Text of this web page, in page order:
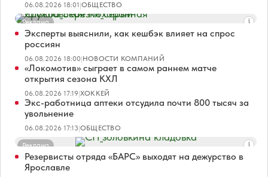
06.08.2026 18:01|ОБЩЕСТВО
Реклама
Эксперты выяснили, как кешбэк влияет на спрос
россиян
06.08.2026 18:00|НОВОСТИ КОМПАНИЙ
«Локомотив» сыграет в самом раннем матче
открытия сезона КХЛ
06.08.2026 17:19|ХОККЕЙ
Экс-работница аптеки отсудила почти 800 тысяч за
увольнение
06.08.2026 17:13|ОБЩЕСТВО
Реклама
Резервисты отряда «БАРС» выходят на дежурство в
Ярославле